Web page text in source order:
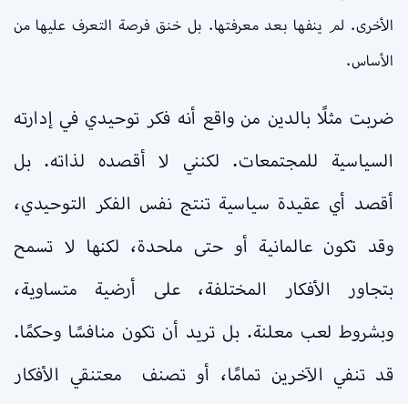
الأخرى. لم ينفها بعد معرفتها. بل خنق فرصة التعرف عليها من
الأساس.
ضربت مثلًا بالدين من واقع أنه فكر توحيدي في إدارته
السياسية للمجتمعات. لكنني لا أقصده لذاته. بل
أقصد أي عقيدة سياسية تنتج نفس الفكر التوحيدي،
وقد تكون عالمانية أو حتى ملحدة، لكنها لا تسمح
بتجاور الأفكار المختلفة، على أرضية متساوية،
وبشروط لعب معلنة. بل تريد أن تكون منافسًا وحكمًا.
قد تنفي الآخرين تمامًا، أو تصنف معتنقي الأفكار